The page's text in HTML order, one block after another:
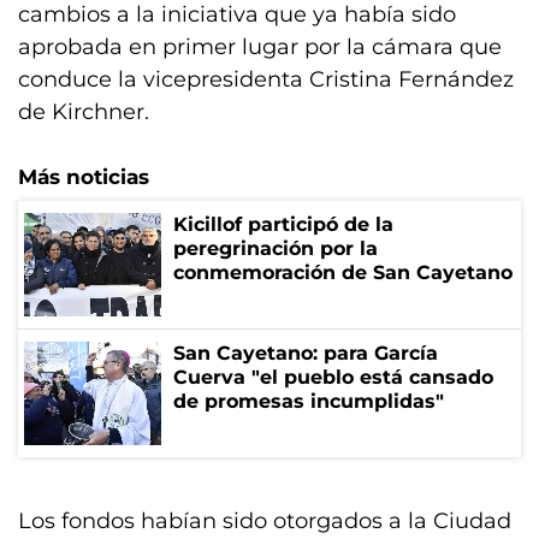
cambios a la iniciativa que ya había sido
aprobada en primer lugar por la cámara que
conduce la vicepresidenta Cristina Fernández
de Kirchner.
Más noticias
Kicillof participó de la
peregrinación por la
conmemoración de San Cayetano
San Cayetano: para García
Cuerva "el pueblo está cansado
de promesas incumplidas"
Los fondos habían sido otorgados a la Ciudad